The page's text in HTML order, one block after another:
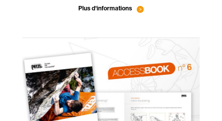
Plus d'informations